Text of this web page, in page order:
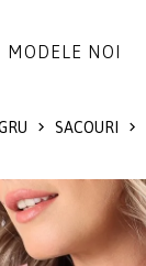
MODELE NOI
SALOPETE
SACOURI
SACOURI